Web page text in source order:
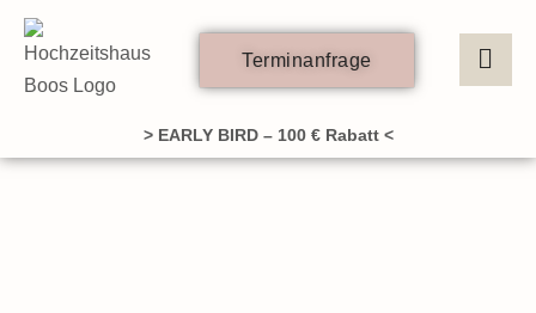
Zum
Inhalt
springen
Terminanfrage
> EARLY BIRD – 100 € Rabatt <